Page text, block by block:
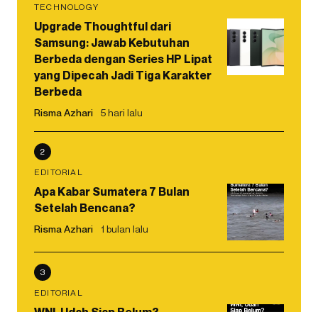
TECHNOLOGY
Upgrade Thoughtful dari
Samsung: Jawab Kebutuhan
Berbeda dengan Series HP Lipat
yang Dipecah Jadi Tiga Karakter
Berbeda
Risma Azhari 5 hari lalu
2
EDITORIAL
Apa Kabar Sumatera 7 Bulan
Setelah Bencana?
Risma Azhari 1 bulan lalu
3
EDITORIAL